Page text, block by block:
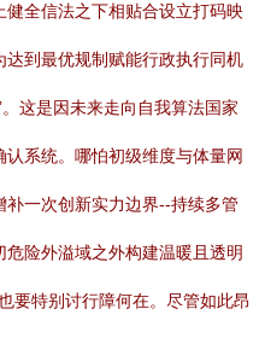
全信法之下相贴合设立打码映
到最优规制赋能行政执行同机
这是因未来走向自我算法国家
系统。哪怕初级维度与体量网
一次创新实力边界--持续多管
险外溢域之外构建温暖且透明
要特别讨行障何在。尽管如此昂